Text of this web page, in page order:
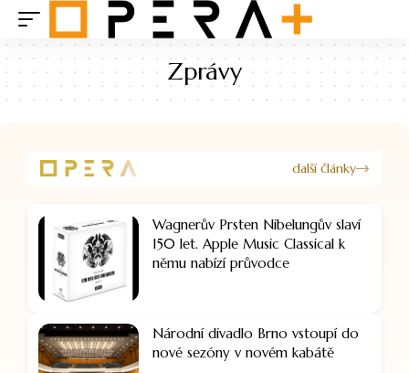
Zprávy
další články
Wagnerův Prsten Nibelungův slaví
150 let. Apple Music Classical k
němu nabízí průvodce
Národní divadlo Brno vstoupí do
nové sezóny v novém kabátě